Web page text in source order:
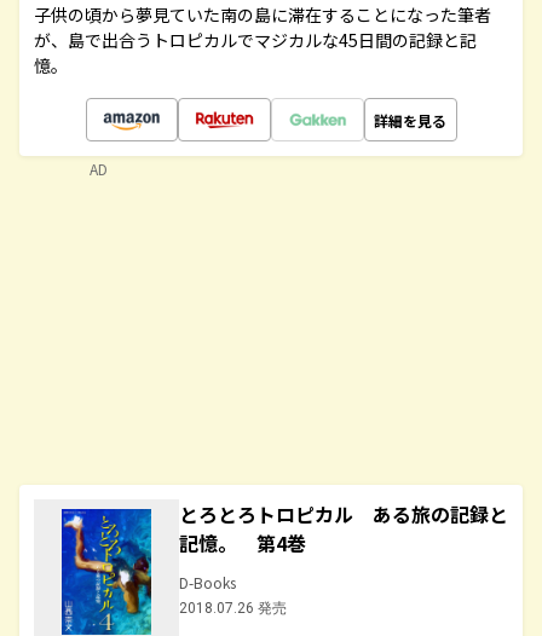
子供の頃から夢見ていた南の島に滞在することになった筆者
が、島で出合うトロピカルでマジカルな45日間の記録と記
憶。
詳細を見る
とろとろトロピカル ある旅の記録と
記憶。 第4巻
D-Books
2018.07.26 発売
AD